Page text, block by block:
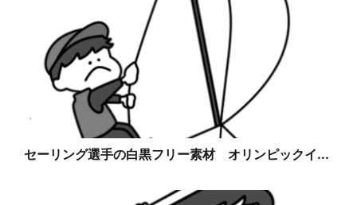
セーリング選手の白黒フリー素材 オリンピックイ...